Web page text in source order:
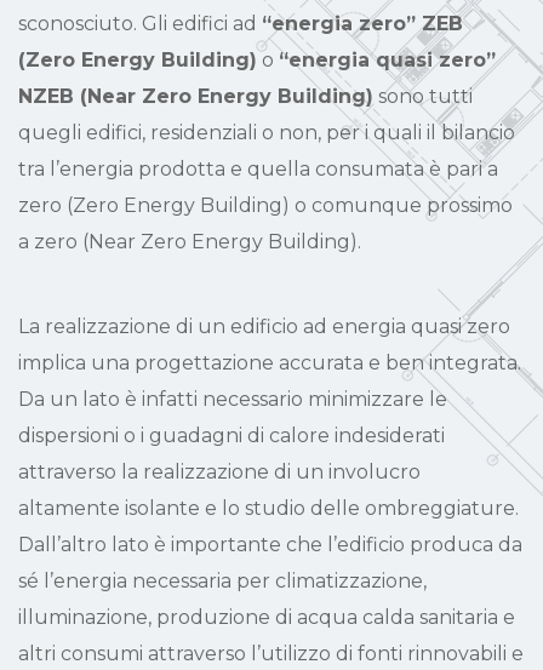
sconosciuto. Gli edifici ad “energia zero” ZEB
(Zero Energy Building) o “energia quasi zero”
NZEB (Near Zero Energy Building) sono tutti
quegli edifici, residenziali o non, per i quali il bilancio
tra l’energia prodotta e quella consumata è pari a
zero (Zero Energy Building) o comunque prossimo
a zero (Near Zero Energy Building).
La realizzazione di un edificio ad energia quasi zero
implica una progettazione accurata e ben integrata.
Da un lato è infatti necessario minimizzare le
dispersioni o i guadagni di calore indesiderati
attraverso la realizzazione di un involucro
altamente isolante e lo studio delle ombreggiature.
Dall’altro lato è importante che l’edificio produca da
sé l’energia necessaria per climatizzazione,
illuminazione, produzione di acqua calda sanitaria e
altri consumi attraverso l’utilizzo di fonti rinnovabili e